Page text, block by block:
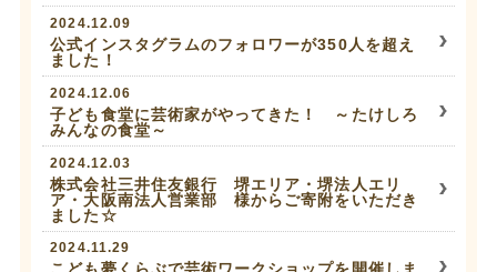
2024.12.09
公式インスタグラムのフォロワーが350人を超え
ました！
2024.12.06
子ども食堂に芸術家がやってきた！ ～たけしろ
みんなの食堂～
2024.12.03
株式会社三井住友銀行 堺エリア・堺法人エリ
ア・大阪南法人営業部 様からご寄附をいただき
ました☆
2024.11.29